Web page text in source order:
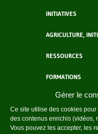
Gérer le
Ce site utilise des cookies
des contenus enrichis (vidéos,
Vous pouvez les accepter, les
INITIATIVES
AGRICULTURE,
RESSOURCES
FORMATIONS
ACTEURS
AGENDA